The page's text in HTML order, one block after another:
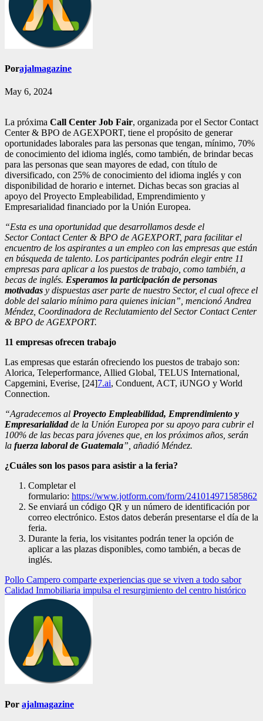
Porajalmagazine
May 6, 2024
La próxima Call Center Job Fair, organizada por el Sector Contact
Center & BPO de AGEXPORT, tiene el propósito de generar
oportunidades laborales para las personas que tengan, mínimo, 70%
de conocimiento del idioma inglés, como también, de brindar becas
para las personas que sean mayores de edad, con título de
diversificado, con 25% de conocimiento del idioma inglés y con
disponibilidad de horario e internet. Dichas becas son gracias al
apoyo del Proyecto Empleabilidad, Emprendimiento y
Empresarialidad financiado por la Unión Europea.
“Esta es una oportunidad que desarrollamos desde el
SectorContact Center &BPO de AGEXPORT, para facilitar el
encuentro de los aspirantes a un empleo con las empresas que están
en búsqueda de talento. Los participantes podrán elegir entre 11
empresas para aplicar a los puestos de trabajo, como también, a
becas de inglés. Esperamos la participación de personas
motivadas y dispuestas aser parte de nuestro Sector, el cual ofrece el
doble del salario mínimo para quienes inician”, mencionó Andrea
Méndez, Coordinadora de Reclutamiento del Sector Contact Center
& BPO de AGEXPORT.
11 empresas ofrecen trabajo
Las empresas que estarán ofreciendo los puestos de trabajo son:
Alorica, Teleperformance, Allied Global, TELUS International,
Capgemini, Everise, [24]7.ai, Conduent, ACT, iUNGO y World
Connection.
“Agradecemos al Proyecto Empleabilidad, Emprendimiento y
Empresarialidadde la Unión Europea por su apoyo para cubrir el
100% de las becas para jóvenes que, en los próximos años, serán
la fuerza laboral de Guatemala”, añadió Méndez.
¿Cuáles son los pasos para asistir a la feria?
Completar el
formulario: https://www.jotform.com/form/241014971585862
Se enviará un código QR y un número de identificación por
correo electrónico. Estos datos deberán presentarse el día de la
feria.
Durante la feria, los visitantes podrán tener la opción de
aplicar a las plazas disponibles, como también, a becas de
inglés.
Navegación
de
entradas
Pollo Campero comparte experiencias que se viven a todo sabor
Calidad Inmobiliaria impulsa el resurgimiento del centro histórico
Por ajalmagazine